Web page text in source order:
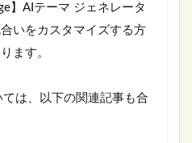
】AIテーマ ジェネレータ
いをカスタマイズする方
ます。
は、以下の関連記事も合